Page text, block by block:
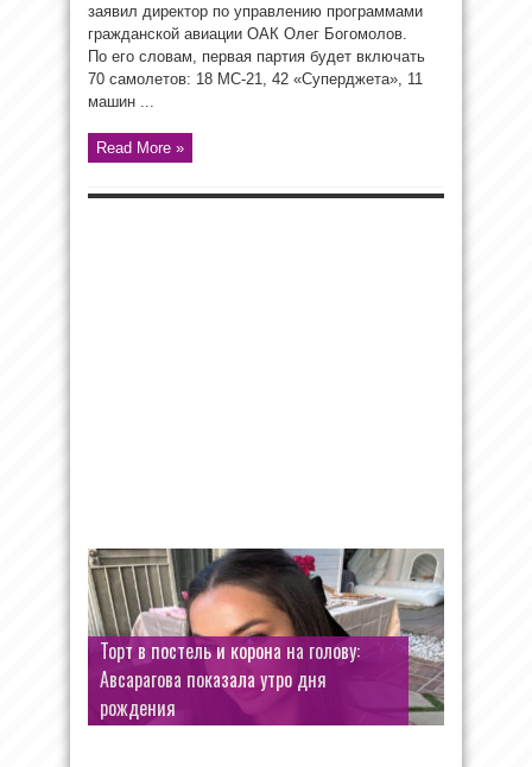
заявил директор по управлению программами
гражданской авиации ОАК Олег Богомолов.
По его словам, первая партия будет включать
70 самолетов: 18 МС-21, 42 «Суперджета», 11
машин ...
Read More »
Торт в постель и корона на голову:
Авсарагова показала утро дня
рождения